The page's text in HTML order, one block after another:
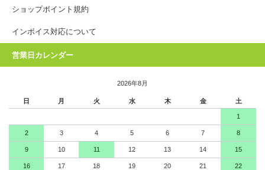
ショップポイント規約
インボイス対応について
営業日カレンダー
2026年8月
日 月 火 水 木 金 土
1
2 3 4 5 6 7 8
9 10 11 12 13 14 15
16 17 18 19 20 21 22